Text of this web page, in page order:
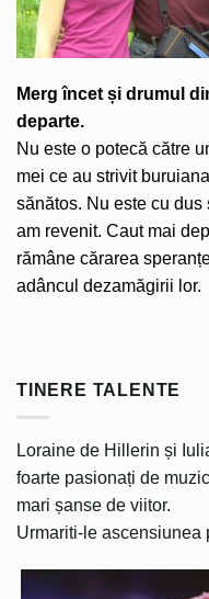
Merg încet și drumul
departe.
Nu este o potecă către
mei ce au strivit
sănătos. Nu este cu
am revenit. Caut mai
rămâne cărarea
adâncul dezamăgirii lor.
TINERE TALENTE
Loraine de Hillerin și
foarte pasionați de
mari șanse de viitor.
Urmariti-le ascensiunea